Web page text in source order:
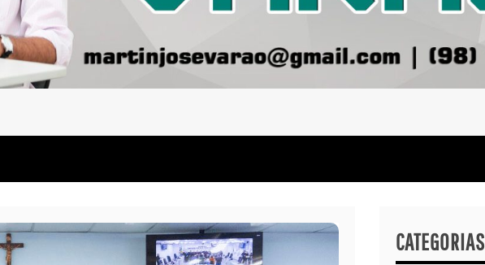
CATEGORIAS